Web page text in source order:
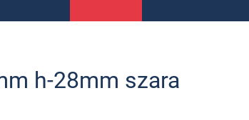
h-28mm szara